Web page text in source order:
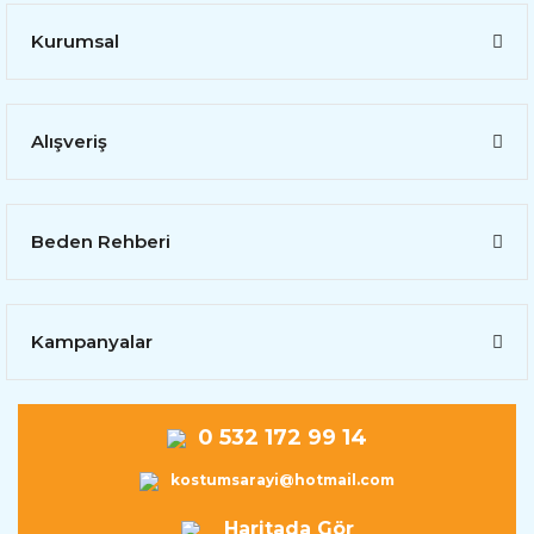
Kurumsal
Alışveriş
Beden Rehberi
Kampanyalar
0 532 172 99 14
kostumsarayi@hotmail.com
Haritada Gör